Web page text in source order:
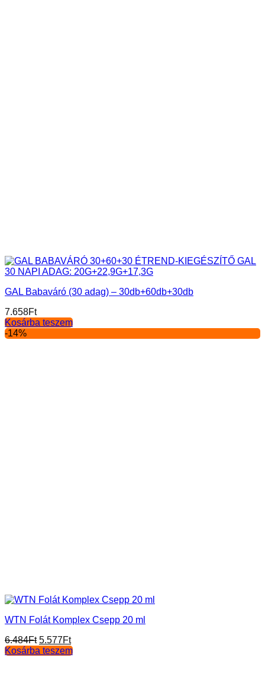
GAL Babaváró (30 adag) – 30db+60db+30db
7.658Ft
Kosárba teszem
-14%
WTN Folát Komplex Csepp 20 ml
6.484Ft Original
price
5.577FtCurrent
price
Kosárba teszem